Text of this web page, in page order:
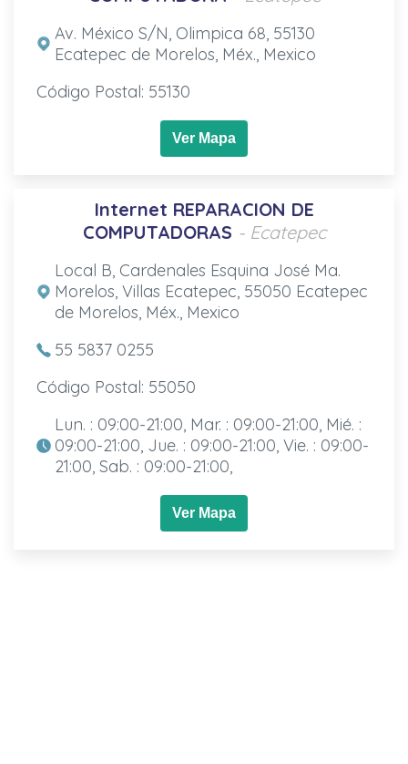
Av. México S/N, Olimpica 68, 55130
Ecatepec de Morelos, Méx., Mexico
Código Postal: 55130
Ver Mapa
Internet REPARACION DE
COMPUTADORAS - Ecatepec
Local B, Cardenales Esquina José Ma.
Morelos, Villas Ecatepec, 55050 Ecatepec
de Morelos, Méx., Mexico
55 5837 0255
Código Postal: 55050
Lun. : 09:00-21:00, Mar. : 09:00-21:00, Mié. :
09:00-21:00, Jue. : 09:00-21:00, Vie. : 09:00-
21:00, Sab. : 09:00-21:00,
Ver Mapa